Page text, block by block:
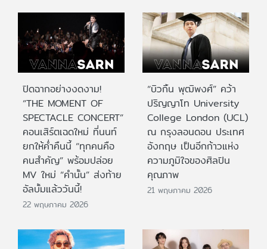
ปิดฉากอย่างงดงาม!
“THE MOMENT OF
SPECTACLE CONCERT”
คอนเสิร์ตเฉดใหม่ ที่นนท์
ยกให้ค่ำคืนนี้ “ทุกคนคือ
คนสำคัญ” พร้อมปล่อย
MV ใหม่ “คำนั้น” ส่งท้าย
อัลบั้มแล้ววันนี้!
22 พฤษภาคม 2026
“บิวกิ้น พุฒิพงศ์” คว้า
ปริญญาโท University
College London (UCL)
ณ กรุงลอนดอน ประเทศ
อังกฤษ เป็นอีกก้าวแห่ง
ความภูมิใจของศิลปิน
คุณภาพ
21 พฤษภาคม 2026